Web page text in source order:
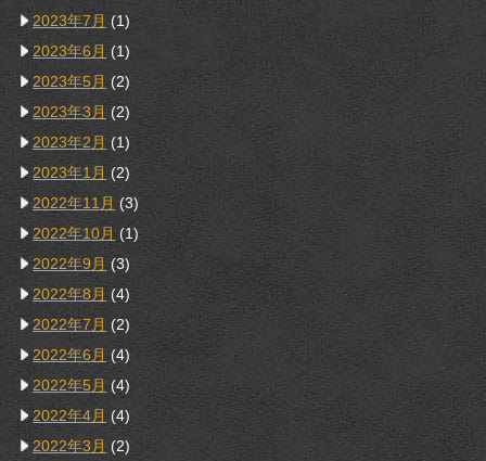
2023年7月 (1)
2023年6月 (1)
2023年5月 (2)
2023年3月 (2)
2023年2月 (1)
2023年1月 (2)
2022年11月 (3)
2022年10月 (1)
2022年9月 (3)
2022年8月 (4)
2022年7月 (2)
2022年6月 (4)
2022年5月 (4)
2022年4月 (4)
2022年3月 (2)